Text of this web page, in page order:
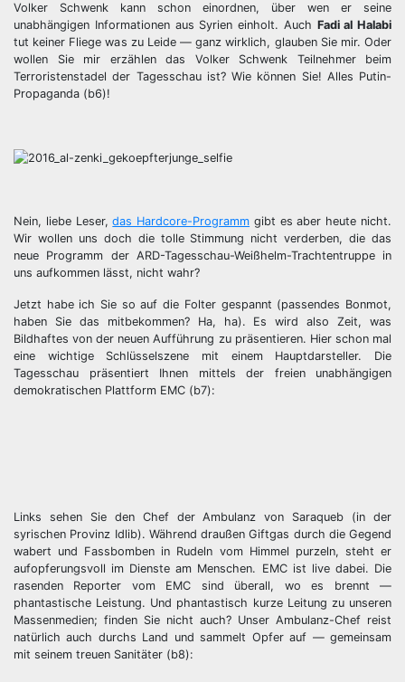
Volker Schwenk kann schon einordnen, über wen er seine
unabhängigen Informationen aus Syrien einholt. Auch Fadi al Halabi
tut keiner Fliege was zu Leide — ganz wirklich, glauben Sie mir. Oder
wollen Sie mir erzählen das Volker Schwenk Teilnehmer beim
Terroristenstadel der Tagesschau ist? Wie können Sie! Alles Putin-
Propaganda (b6)!
Nein, liebe Leser,das Hardcore-Programm gibt es aber heute nicht.
Wir wollen uns doch die tolle Stimmung nicht verderben, die das
neue Programm der ARD-Tagesschau-Weißhelm-Trachtentruppe in
uns aufkommen lässt, nicht wahr?
Jetzt habe ich Sie so auf die Folter gespannt (passendes Bonmot,
haben Sie das mitbekommen? Ha, ha). Es wird also Zeit, was
Bildhaftes von der neuen Aufführung zu präsentieren. Hier schon mal
eine wichtige Schlüsselszene mit einem Hauptdarsteller. Die
Tagesschau präsentiert Ihnen mittels der freien unabhängigen
demokratischen Plattform EMC (b7):
Links sehen Sie den Chef der Ambulanz von Saraqueb (in der
syrischen Provinz Idlib). Während draußen Giftgas durch die Gegend
wabert und Fassbomben in Rudeln vom Himmel purzeln, steht er
aufopferungsvoll im Dienste am Menschen. EMC ist live dabei. Die
rasenden Reporter vom EMC sind überall, wo es brennt —
phantastische Leistung. Und phantastisch kurze Leitung zu unseren
Massenmedien; finden Sie nicht auch? Unser Ambulanz-Chef reist
natürlich auch durchs Land und sammelt Opfer auf — gemeinsam
mit seinem treuen Sanitäter (b8):